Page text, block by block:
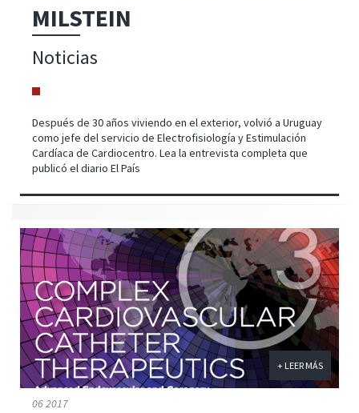
MILSTEIN
Noticias
Después de 30 años viviendo en el exterior, volvió a Uruguay
como jefe del servicio de Electrofisiología y Estimulación
Cardíaca de Cardiocentro. Lea la entrevista completa que
publicó el diario El País
06 2017
+ LEER MÁS